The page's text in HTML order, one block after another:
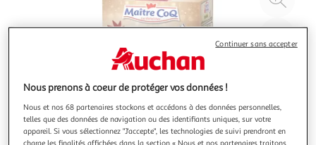
d'aide
à
Nous prenons à coeur de protéger vos données !
Nous et nos 68 partenaires stockons et accédons à des données personnelles,
telles que des données de navigation ou des identifiants uniques, sur votre
appareil. Si vous sélectionnez "J'accepte", les technologies de suivi prendront en
charge les finalités affichées dans la section « Nous et nos partenaires traitons
Continuer sans accepter